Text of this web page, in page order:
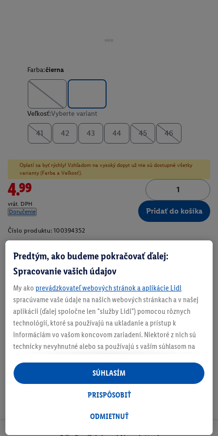
Farba:čierna
Veľkosť:Vyberte variant
41 42 43 44 45 46
Oplatí sa byť rýchly! Vzhľadom na vysoký dopyt už nie sú dostupné všetky
varianty (Farba a Veľkosť).
4.99
vrát. DPH
Doručenie
Pridať do košíka
Číslo produktu: 100394352
Zistite svoju veľkosť
O produkte
Predtým, ako budeme pokračovať ďalej:
Spracovanie vašich údajov
My ako prevádzkovateľ webových stránok a aplikácie Lidl
spracúvame vaše údaje na našich webových stránkach a v našej
aplikácii (ďalej spoločne len "služby Lidl") pomocou rôznych
technológií, ktoré sa používajú na ukladanie a prístup k
informáciám vo vašom koncovom zariadení. Niektoré z nich sú
technicky nevyhnutné alebo sa používajú s vaším súhlasom na
personalizovanú reklamu v rámci služieb Lidl aj mimo nich. Ak
ste účastníkom programu Lidl Plus, na tieto účely sa spracúvajú
aj údaje z vášho nákupného správania v obchode.
následne si vytvoríte účet Lidl Plus alebo sa prihlásite do svojho
ODMIETNUŤ
PRISPÔSOBIŤ
SÚHLASÍM